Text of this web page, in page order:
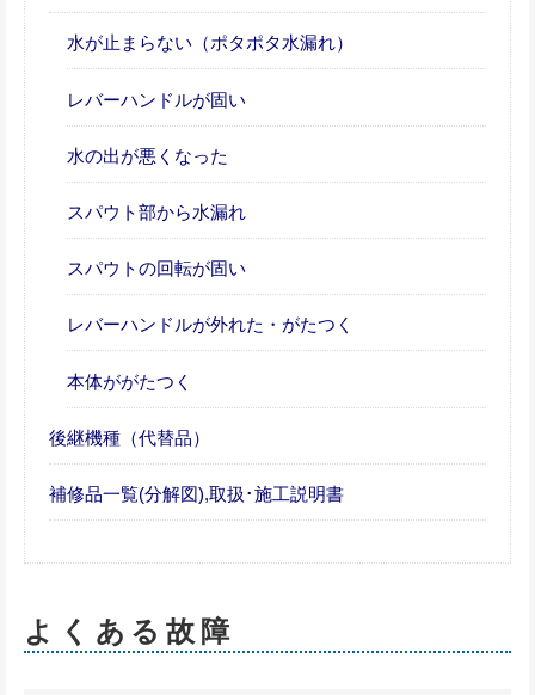
水が止まらない（ポタポタ水漏れ）
レバーハンドルが固い
水の出が悪くなった
スパウト部から水漏れ
スパウトの回転が固い
レバーハンドルが外れた・がたつく
本体ががたつく
後継機種（代替品）
補修品一覧(分解図),取扱･施工説明書
よくある故障